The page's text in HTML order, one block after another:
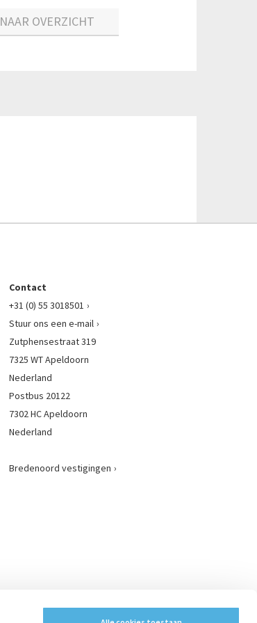
NAAR OVERZICHT
Contact
+31 (0) 55 3018501
Stuur ons een e-mail
Zutphensestraat 319
7325 WT Apeldoorn
Nederland
Postbus 20122
7302 HC Apeldoorn
Nederland
Bredenoord vestigingen